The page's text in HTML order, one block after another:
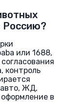
Россию?
или 1688,
контроль
авто, ЖД,
в